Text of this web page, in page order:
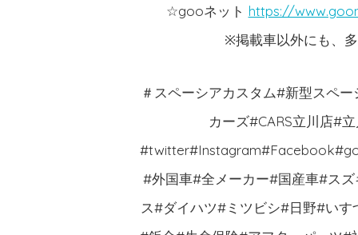
☆gooネット https://
※掲載車以外にも、
＃スペーシアカスタム#新型スペ
カーズ#CARS立川店#
#外国車#全メーカー#国産車#ス
ス#ダイハツ#ミツビシ#日野#い